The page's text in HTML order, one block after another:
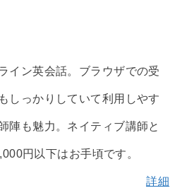
イン英会話。ブラウザでの受
しっかりしていて利用しやす
陣も魅力。ネイティブ講師と
円以下はお手頃です。
詳細